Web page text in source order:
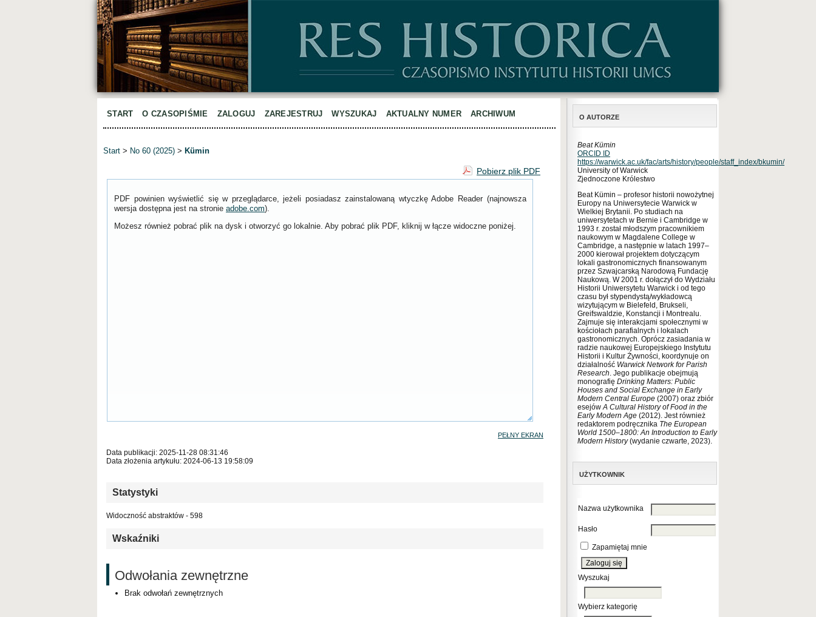
O AUTORZE
Beat Kümin
ORCID ID
https://warwick.ac.uk/fac/arts/history/people/staff_index/bkumin/
University of Warwick
Zjednoczone Królestwo
Beat Kümin – profesor historii nowożytnej
Europy na Uniwersytecie Warwick w
Wielkiej Brytanii. Po studiach na
uniwersytetach w Bernie i Cambridge w
1993 r. został młodszym pracownikiem
naukowym w Magdalene College w
Cambridge, a następnie w latach 1997–
2000 kierował projektem dotyczącym
lokali gastronomicznych finansowanym
przez Szwajcarską Narodową Fundację
Naukową. W 2001 r. dołączył do Wydziału
Historii Uniwersytetu Warwick i od tego
czasu był stypendystą/wykładowcą
wizytującym w Bielefeld, Brukseli,
Greifswaldzie, Konstancji i Montrealu.
Zajmuje się interakcjami społecznymi w
kościołach parafialnych i lokalach
gastronomicznych. Oprócz zasiadania w
radzie naukowej Europejskiego Instytutu
Historii i Kultur Żywności, koordynuje on
działalność Warwick Network for Parish
Research. Jego publikacje obejmują
monografię Drinking Matters: Public
Houses and Social Exchange in Early
Modern Central Europe (2007) oraz zbiór
esejówA Cultural History of Food in the
Early Modern Age (2012). Jest również
redaktorem podręcznika The European
World 1500–1800: An Introduction to Early
Modern History(wydanie czwarte, 2023).
UŻYTKOWNIK
Nazwa użytkownika
Hasło
Zapamiętaj mnie
Wyszukaj
Wybierz kategorię
START O CZASOPIŚMIE ZALOGUJ ZAREJESTRUJ WYSZUKAJ AKTUALNY NUMER ARCHIWUM
Start > No 60 (2025) > Kümin
Pobierz plik PDF
PDF powinien wyświetlić się w przeglądarce, jeżeli posiadasz zainstalowaną wtyczkę Adobe Reader (najnowsza
wersja dostępna jest na stronie adobe.com).
Możesz również pobrać plik na dysk i otworzyć go lokalnie. Aby pobrać plik PDF, kliknij w łącze widoczne poniżej.
PEŁNY EKRAN
Data publikacji: 2025-11-28 08:31:46
Data złożenia artykułu: 2024-06-13 19:58:09
Statystyki
Widoczność abstraktów - 598
Wskaźniki
Odwołania zewnętrzne
Brak odwołań zewnętrznych